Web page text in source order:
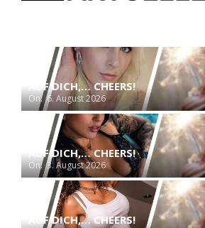
AUF DICH,… CHEERS!
On: 6. August 2026
AUF DICH,… CHEERS!
On: 3. August 2026
AUF DICH,… CHEERS!